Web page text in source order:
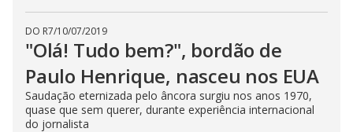
DO R7/10/07/2019
"Olá! Tudo bem?", bordão de
Paulo Henrique, nasceu nos EUA
Saudação eternizada pelo âncora surgiu nos anos 1970,
quase que sem querer, durante experiência internacional
do jornalista